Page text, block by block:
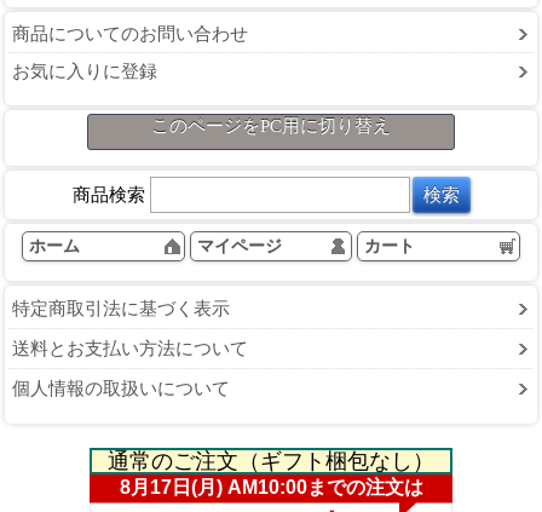
商品についてのお問い合わせ
お気に入りに登録
このページをPC用に切り替え
商品検索
ホーム マイページ カート
特定商取引法に基づく表示
送料とお支払い方法について
個人情報の取扱いについて
通常のご注文（ギフト梱包なし）